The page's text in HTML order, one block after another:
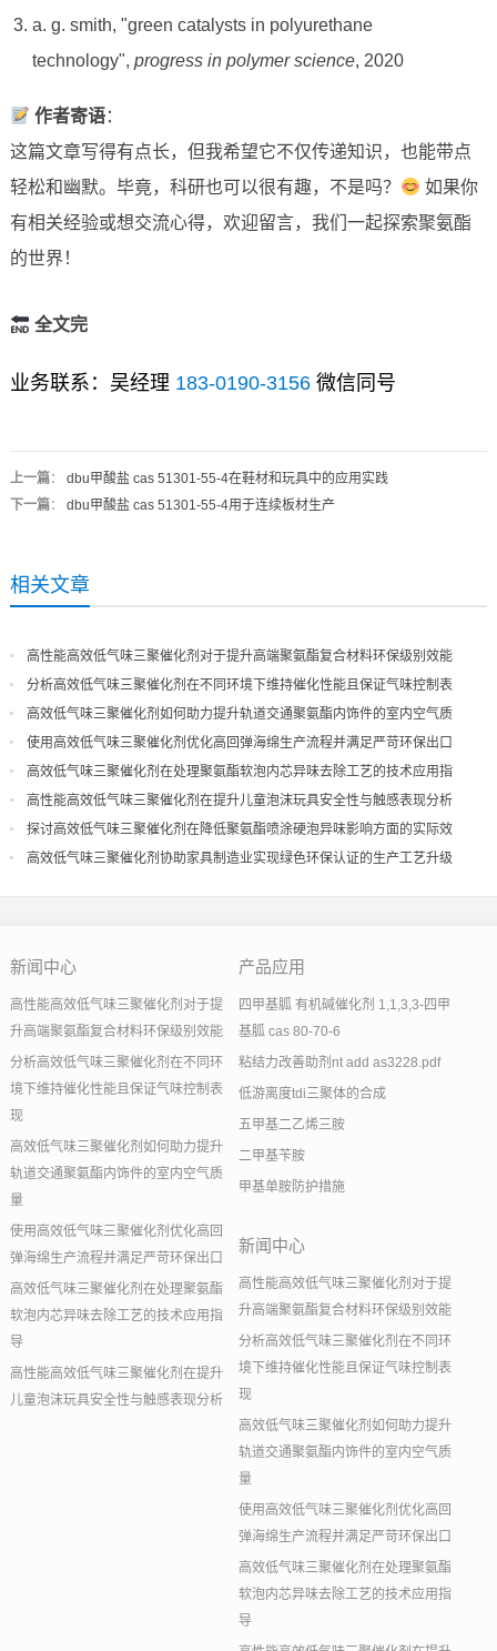
a. g. smith, "green catalysts in polyurethane
technology", progress in polymer science, 2020
作者寄语：
这篇文章写得有点长，但我希望它不仅传递知识，也能带点
轻松和幽默。毕竟，科研也可以很有趣，不是吗？
如果你
有相关经验或想交流心得，欢迎留言，我们一起探索聚氨酯
的世界！
全文完
业务联系：吴经理 183-0190-3156微信同号
上一篇： dbu甲酸盐 cas 51301-55-4在鞋材和玩具中的应用实践
下一篇： dbu甲酸盐 cas 51301-55-4用于连续板材生产
相关文章
高性能高效低气味三聚催化剂对于提升高端聚氨酯复合材料环保级别效能
分析高效低气味三聚催化剂在不同环境下维持催化性能且保证气味控制表
现
高效低气味三聚催化剂如何助力提升轨道交通聚氨酯内饰件的室内空气质
量
使用高效低气味三聚催化剂优化高回弹海绵生产流程并满足严苛环保出口
高效低气味三聚催化剂在处理聚氨酯软泡内芯异味去除工艺的技术应用指
导
高性能高效低气味三聚催化剂在提升儿童泡沫玩具安全性与触感表现分析
探讨高效低气味三聚催化剂在降低聚氨酯喷涂硬泡异味影响方面的实际效
果
高效低气味三聚催化剂协助家具制造业实现绿色环保认证的生产工艺升级
新闻中心
高性能高效低气味三聚催化剂对于提
升高端聚氨酯复合材料环保级别效能
分析高效低气味三聚催化剂在不同环
境下维持催化性能且保证气味控制表
现
高效低气味三聚催化剂如何助力提升
轨道交通聚氨酯内饰件的室内空气质
量
使用高效低气味三聚催化剂优化高回
弹海绵生产流程并满足严苛环保出口
高效低气味三聚催化剂在处理聚氨酯
软泡内芯异味去除工艺的技术应用指
导
高性能高效低气味三聚催化剂在提升
儿童泡沫玩具安全性与触感表现分析
产品应用
四甲基胍 有机碱催化剂 1,1,3,3-四甲
基胍 cas 80-70-6
粘结力改善助剂nt add as3228.pdf
低游离度tdi三聚体的合成
五甲基二乙烯三胺
二甲基苄胺
甲基单胺防护措施
新闻中心
高性能高效低气味三聚催化剂对于提
升高端聚氨酯复合材料环保级别效能
分析高效低气味三聚催化剂在不同环
境下维持催化性能且保证气味控制表
现
高效低气味三聚催化剂如何助力提升
轨道交通聚氨酯内饰件的室内空气质
量
使用高效低气味三聚催化剂优化高回
弹海绵生产流程并满足严苛环保出口
高效低气味三聚催化剂在处理聚氨酯
软泡内芯异味去除工艺的技术应用指
导